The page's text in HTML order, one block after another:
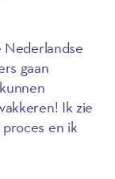
Nederlandse
gaan
Ik zie
en ik